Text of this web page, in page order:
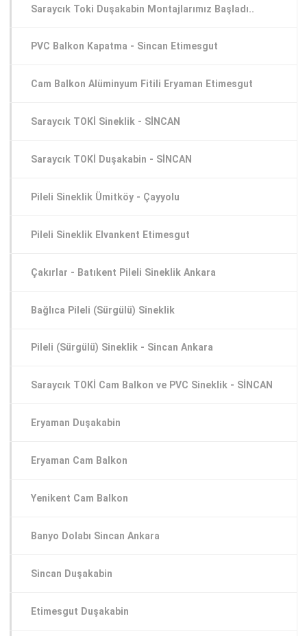
Saraycık Toki Duşakabin Montajlarımız Başladı..
PVC Balkon Kapatma - Sincan Etimesgut
Cam Balkon Alüminyum Fitili Eryaman Etimesgut
Saraycık TOKİ Sineklik - SİNCAN
Saraycık TOKİ Duşakabin - SİNCAN
Pileli Sineklik Ümitköy - Çayyolu
Pileli Sineklik Elvankent Etimesgut
Çakırlar - Batıkent Pileli Sineklik Ankara
Bağlıca Pileli (Sürgülü) Sineklik
Pileli (Sürgülü) Sineklik - Sincan Ankara
Saraycık TOKİ Cam Balkon ve PVC Sineklik - SİNCAN
Eryaman Duşakabin
Eryaman Cam Balkon
Yenikent Cam Balkon
Banyo Dolabı Sincan Ankara
Sincan Duşakabin
Etimesgut Duşakabin